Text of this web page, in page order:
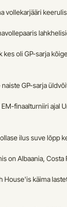
vollekarjääri
oli GP-sarja
GP-sarja
finaalturniiri ajal
ilus suve lõpp
on Albaania, Costa
House'is käima